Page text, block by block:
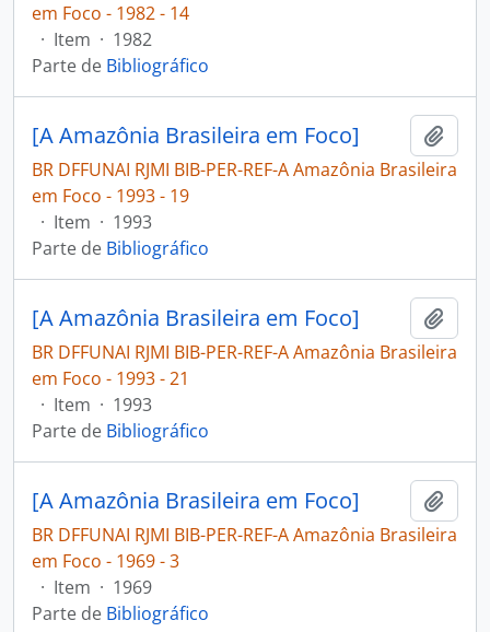
em Foco - 1982 - 14
· Item · 1982
Parte de Bibliográfico
[A Amazônia Brasileira em Foco]
BR DFFUNAI RJMI BIB-PER-REF-A Amazônia Brasileira
em Foco - 1993 - 19
· Item · 1993
Parte de Bibliográfico
[A Amazônia Brasileira em Foco]
BR DFFUNAI RJMI BIB-PER-REF-A Amazônia Brasileira
em Foco - 1993 - 21
· Item · 1993
Parte de Bibliográfico
[A Amazônia Brasileira em Foco]
BR DFFUNAI RJMI BIB-PER-REF-A Amazônia Brasileira
em Foco - 1969 - 3
· Item · 1969
Parte de Bibliográfico